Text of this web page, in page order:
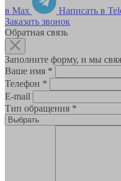
в Max
Написать в
Заказать звонок
Обратная связь
Заполните форму, и мы
Ваше имя *
Телефон *
E-mail
Тип обращения *